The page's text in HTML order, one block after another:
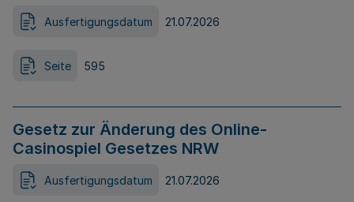
Ausfertigungsdatum 21.07.2026
Seite 595
Gesetz zur Änderung des Online-
Casinospiel Gesetzes NRW
Ausfertigungsdatum 21.07.2026